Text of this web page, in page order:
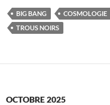
BIG BANG COSMOLOGIE
TROUS NOIRS
OCTOBRE 2025